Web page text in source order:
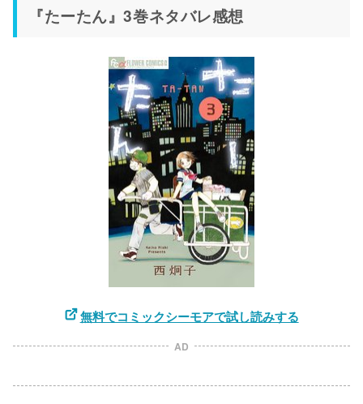
『たーたん』3巻ネタバレ感想
無料でコミックシーモアで試し読みする
AD